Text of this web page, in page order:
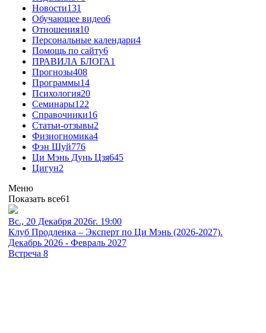
Новости131
Обучающее видео6
Отношения10
Персональные календари4
Помощь по сайту6
ПРАВИЛА БЛОГА1
Прогнозы408
Программы14
Психология20
Семинары122
Справочники16
Статьи-отзывы2
Физиогномика4
Фэн Шуй776
Ци Мэнь Дунь Цзя645
Цигун2
Меню
Показать все61
Вс., 20 Декабря 2026г. 19:00
Клуб Продленка – Эксперт по Ци Мэнь (2026-2027).
Декабрь 2026 - Февраль 2027
Встреча 8